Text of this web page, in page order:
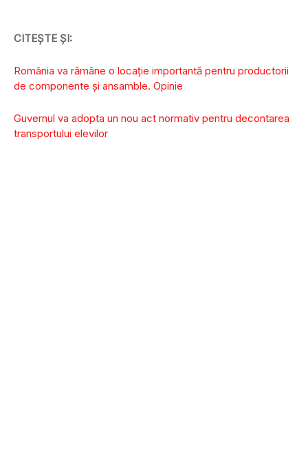
CITEȘTE ȘI:
România va rămâne o locație importantă pentru productorii
de componente și ansamble. Opinie
Guvernul va adopta un nou act normativ pentru decontarea
transportului elevilor